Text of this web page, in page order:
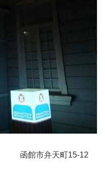
函館市弁天町15-12